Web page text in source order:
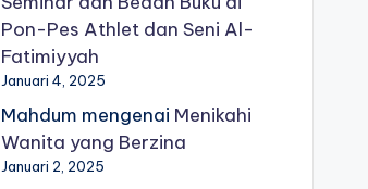
Pon-Pes Athlet dan Seni Al-
Fatimiyyah
Januari 4, 2025
Mahdum mengenai Menikahi
Wanita yang Berzina
Januari 2, 2025